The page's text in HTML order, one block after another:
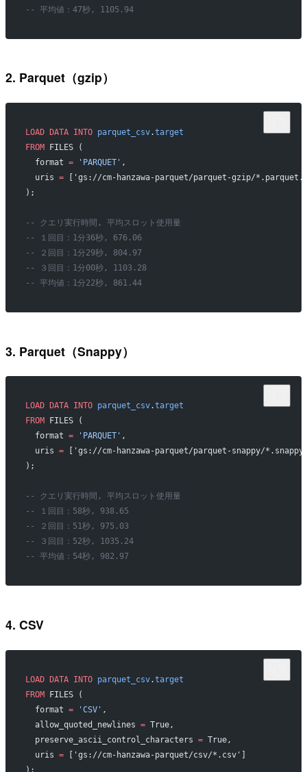
-- 平均値：47秒, 1105.94
2. Parquet（gzip）
LOAD DATA INTO parquet_csv.target
FROM FILES (
  format
= 'PARQUET' ,
  uris
= ['gs://cm-hanzawa-parquet/parquet-gzip/
);
-- クエリ実行時間, 平均スロット使用量
-- １回目：1分36秒, 676.06
-- ２回目：1分29秒, 804.97
-- ３回目：1分00秒, 1103.28
-- 平均値：1分22秒, 861.44
3. Parquet（Snappy）
LOAD DATA INTO parquet_csv.target
FROM FILES (
  format
= 'PARQUET' ,
  uris
= ['gs://cm-hanzawa-parquet/parquet-snappy/
);
-- クエリ実行時間, 平均スロット使用量
-- １回目：58秒, 938.65
-- ２回目：51秒, 975.03
-- ３回目：52秒, 1035.24
-- 平均値：54秒, 982.97
4. CSV
LOAD DATA INTO parquet_csv.target
FROM FILES (
  format
= 'CSV' ,
= True,
  preserve_ascii_control_characters
= True,
  uris
= ['gs://cm-hanzawa-parquet/csv/*.csv']
);